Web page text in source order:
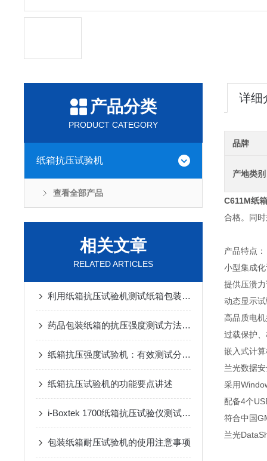
产品分类
PRODUCT CATEGORY
纸箱抗压试验机
查看全部产品
相关文章
RELATED ARTICLES
利用纸箱抗压试验机测试纸箱包装的堆码能力
药品包装纸箱的抗压强度测试方法与仪器
纸箱抗压强度试验机：有效测试分析纸箱堆码抗压性能
纸箱抗压试验机的功能要点讲述
i-Boxtek 1700纸箱抗压试验仪测试食品充气包装袋耐压性能
包装纸箱耐压试验机的使用注意事项
详细
品牌
产地类别
C611M纸
合格。同
产品特点：
小型集成
提供压溃
动态显示
高品质电
过载保护
嵌入式计
兰光数据
采用
配备4个
符合中国
兰光